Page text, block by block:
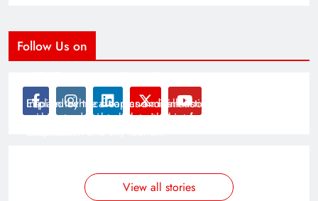
Follow Us on
Inspired by the clean and minimalistic look of modern
architecture, this template is great for creating stories
Explain technical topics and talk about the latest in
science and technology with this clean and futuristic
View all stories